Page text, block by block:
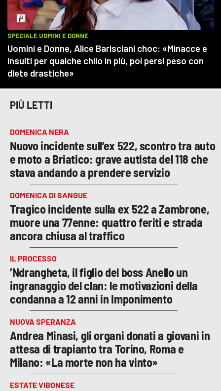
PIÙ LETTI
DOMENICA NERA
Nuovo incidente sull’ex 522, scontro tra auto
e moto a Briatico: grave autista del 118 che
stava andando a prendere servizio
DOMENICA DI SANGUE
Tragico incidente sulla ex 522 a Zambrone,
muore una 77enne: quattro feriti e strada
ancora chiusa al traffico
IL PROCESSO
’Ndrangheta, il figlio del boss Anello un
ingranaggio del clan: le motivazioni della
condanna a 12 anni in Imponimento
NUOVA SPERANZA
Andrea Minasi, gli organi donati a giovani in
attesa di trapianto tra Torino, Roma e
Milano: «La morte non ha vinto»
ESTATE VIBONESE